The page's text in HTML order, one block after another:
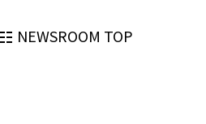
NEWSROOM TOP